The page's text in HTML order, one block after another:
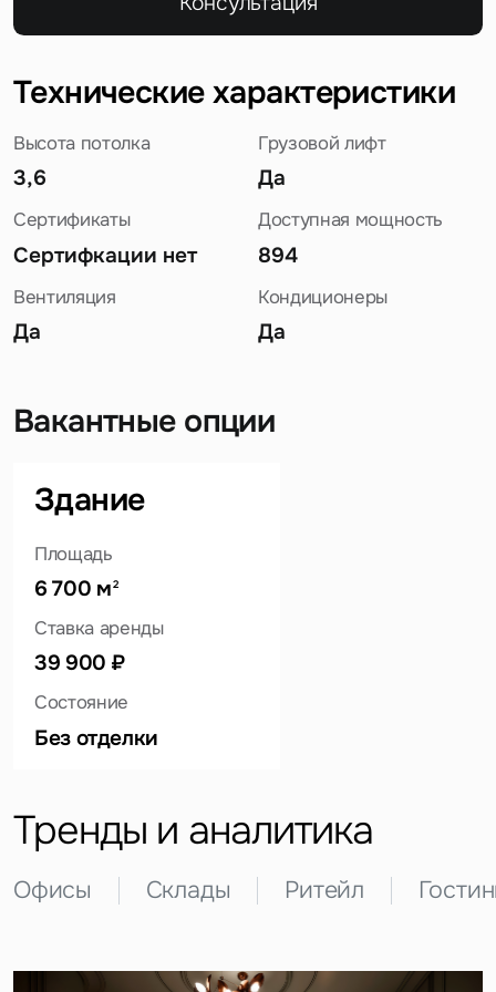
Технические характеристики
Высота потолка
3,6
Грузовой лифт
Да
Сертификаты
Сертифкации нет
Доступная мощность
894
Вентиляция
Да
Кондиционеры
Да
Вакантные опции
Здание
Площадь
6 700 м2
Ставка аренды
39 900 ₽
Состояние
Без отделки
Тренды и аналитика
Офисы Склады Ритейл
Задайте свой вопрос
Вопрос
Предложение
Уведомления
Это обязательное поле
Это обязательное поле